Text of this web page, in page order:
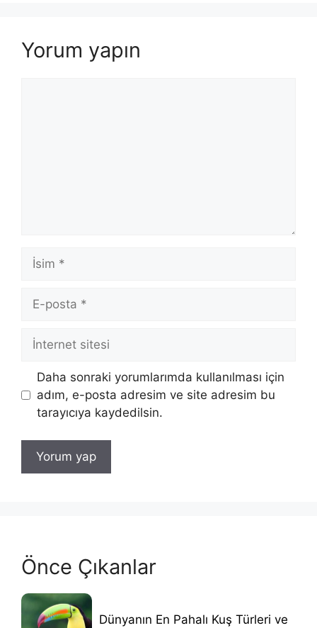
Yorum yapın
İsim
posta
İnternet
Daha sonraki yorumlarımda kullanılması için
adım, e-posta adresim ve site adresim bu
tarayıcıya kaydedilsin.
Önce Çıkanlar
Dünyanın En Pahalı Kuş Türleri ve